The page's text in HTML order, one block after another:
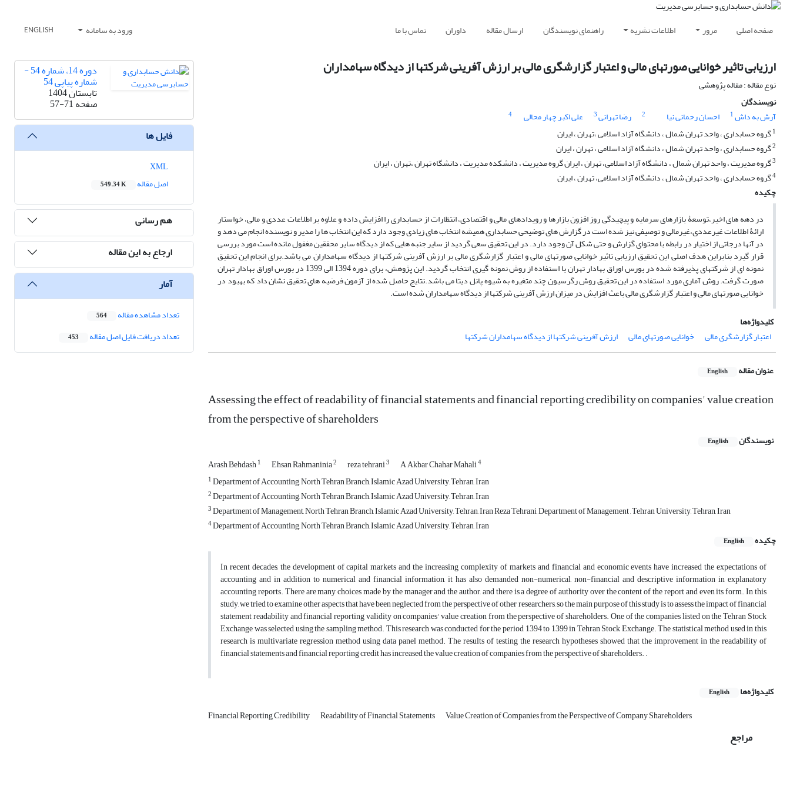
صفحه اصلی مرور اطلاعات نشریه راهنمای نویسندگان ارسال مقاله داوران تماس با ما ورود به سامانه ENGLISH
ارزیابی تاثیر خوانایی صورتهای مالی و اعتبار گزارشگری مالی بر ارزش آفرینی شرکتها از دیدگاه سهامداران
نوع مقاله : مقاله پژوهشی
نویسندگان
آرش به داش1 احسان رحمانی نیا 2 رضا تهرانی3 علی اکبر چهار محالی
4
1گروه حسابداری ، واحد تهران شمال ، دانشگاه آزاد اسلامی ،تهران ، ایران
2گروه حسابداری ، واحد تهران شمال ، دانشگاه آزاد اسلامی ، تهران ، ایران
3گروه مدیریت ، واحد تهران شمال ، دانشگاه آزاد اسلامی، تهران ، ایران گروه مدیریت ، دانشکده مدیریت ، دانشگاه تهران ،تهران ، ایران
4گروه حسابداری ، واحد تهران شمال ، دانشگاه آزاد اسلامی، تهران ، ایران
چکیده
در دهه های اخیر،توسعۀ بازارهای سرمایه و پیچیدگی روز افزون بازارها و رویدادهای مالی و اقتصادی، انتظارات از حسابداری را افزایش داده و علاوه بر اطلاعات عددی و مالی، خواستار
ارائۀ اطلاعات غیرعددی،غیرمالی و توصیفی نیز شده است در گزارش های توضیحی حسابداری همیشه انتخاب های زیادی وجود دارد که این انتخاب ها را مدیر و نویسنده انجام می دهد و
در آنها درجاتی از اختیار در رابطه با محتوای گزارش و حتی شکل آن وجود دارد. در این تحقیق سعی گردید از سایر جنبه هایی که از دیدگاه سایر محققین مغفول مانده است مورد بررسی
قرار گیرد بنابراین هدف اصلی این تحقیق ارزیابی تاثیر خوانایی صورتهای مالی و اعتبار گزارشگری مالی بر ارزش آفرینی شرکتها از دیدگاه سهامداران می باشد.برای انجام این تحقیق
نمونه ای از شرکتهای پذیرفته شده در بورس اوراق بهادار تهران با استفاده از روش نمونه گیری انتخاب گردید. این پژوهش، برای دوره 1394 الی 1399 در بورس اوراق بهادار تهران
صورت گرفت. روش آماری مورد استفاده در این تحقیق روش رگرسیون چند متغیره به شیوه پانل دیتا می باشد.نتایج حاصل شده از آزمون فرضیه های تحقیق نشان داد که بهبود در
خوانایی صورتهای مالی و اعتبار گزارشگری مالی باعث افزایش در میزان ارزش آفرینی شرکتها از دیدگاه سهامداران شده است.
کلیدواژه‌ها
اعتبار گزارشگری مالی
خوانایی صورتهای مالی ارزش آفرینی شرکتها از دیدگاه سهامداران شرکتها
عنوان مقاله English
Assessing the effect of readability of financial statements and financial reporting credibility on companies' value creation
from the perspective of shareholders
نویسندگان English
Arash Behdash1 Ehsan Rahmaninia2 reza tehrani3 A Akbar Chahar Mahali4
1Department of Accounting, North Tehran Branch, Islamic Azad University, Tehran, Iran
2Department of Accounting, North Tehran Branch, Islamic Azad University, Tehran, Iran
3Department of Management, North Tehran Branch, Islamic Azad University, Tehran, Iran Reza Tehrani, Department of Management , Tehran University, Tehran, Iran
4Department of Accounting, North Tehran Branch, Islamic Azad University, Tehran, Iran
چکیده
English
In recent decades, the development of capital markets and the increasing complexity of markets and financial and economic events have increased the expectations of
accounting and in addition to numerical and financial information, it has also demanded non-numerical, non-financial and descriptive information in explanatory
accounting reports. There are many choices made by the manager and the author, and there is a degree of authority over the content of the report and even its form. In this
study, we tried to examine other aspects that have been neglected from the perspective of other researchers, so the main purpose of this study is to assess the impact of financial
statement readability and financial reporting validity on companies' value creation from the perspective of shareholders. One of the companies listed on the Tehran Stock
Exchange was selected using the sampling method. This research was conducted for the period 1394 to 1399 in Tehran Stock Exchange. The statistical method used in this
research is multivariate regression method using data panel method. The results of testing the research hypotheses showed that the improvement in the readability of
financial statements and financial reporting credit has increased the value creation of companies from the perspective of shareholders. .
کلیدواژه‌ها English
Financial Reporting Credibility Readability of Financial Statements Value Creation of Companies from the Perspective of Company Shareholders
مراجع
دوره 14، شماره 54 -
شماره پیاپی 54
تابستان 1404
صفحه57-71
فایل ها
اصل مقاله
549.34 K
هم رسانی
ارجاع به این مقاله
آمار
تعداد مشاهده مقاله 564
تعداد دریافت فایل اصل مقاله 453